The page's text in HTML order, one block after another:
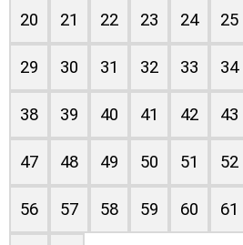
20 21 22 23 24 25
29 30 31 32 33 34
38 39 40 41 42 43
47 48 49 50 51 52
56 57 58 59 60 61